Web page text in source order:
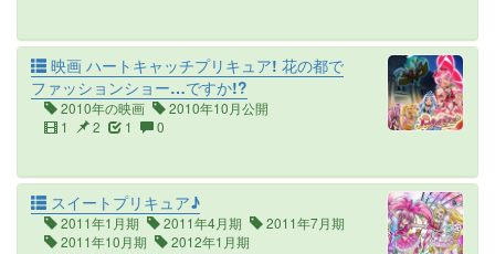
映画 ハートキャッチプリキュア! 花の都で
ファッションショー…ですか!?
2010年の映画
2010年10月公開
1
2 1 0
スイートプリキュア♪
2011年1月期 2011年4月期
2011年7月期
2011年10月期
2012年1月期